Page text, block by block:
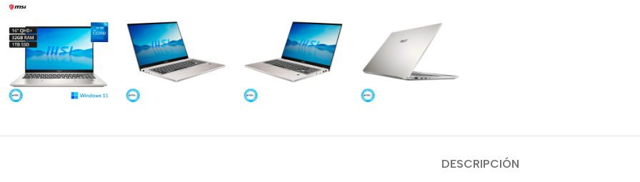
DESCRIPCIÓN